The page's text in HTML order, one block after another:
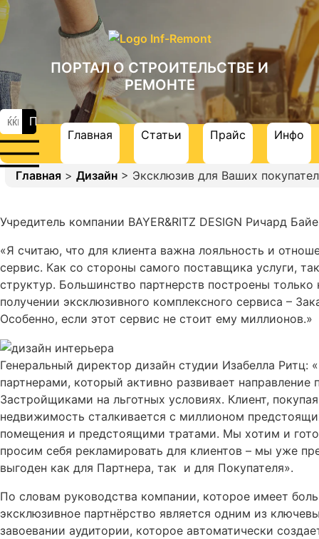
ПОРТАЛ О СТРОИТЕЛЬСТВЕ И
РЕМОНТЕ
Главная Статьи Прайс Инфо
Главная > Дизайн > Эксклюзив для Ваших
Учредитель компании BAYER&RITZ DESIGN Ричард
«Я считаю, что для клиента важна лояльность и
сервис. Как со стороны самого поставщика услуги,
структур. Большинство партнерств построены
получении эксклюзивного комплексного сервиса –
Особенно, если этот сервис не стоит ему миллионов.»
Генеральный директор дизайн студии Изабелла
партнерами, который активно развивает
Застройщиками на льготных условиях. Клиент,
недвижимость сталкивается с миллионом
помещения и предстоящими тратами. Мы хотим и
просим себя рекламировать для клиентов – мы уже
выгоден как для Партнера, так и для Покупателя».
По словам руководства компании, которое имеет
эксклюзивное партнёрство является одним из
завоевании аудитории, которое автоматически